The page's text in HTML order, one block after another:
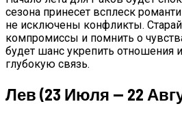
сезона принесет всплеск
не исключены конфликты.
компромиссы и помнить о
будет шанс укрепить отношения
глубокую связь.
Лев (23 Июля — 22